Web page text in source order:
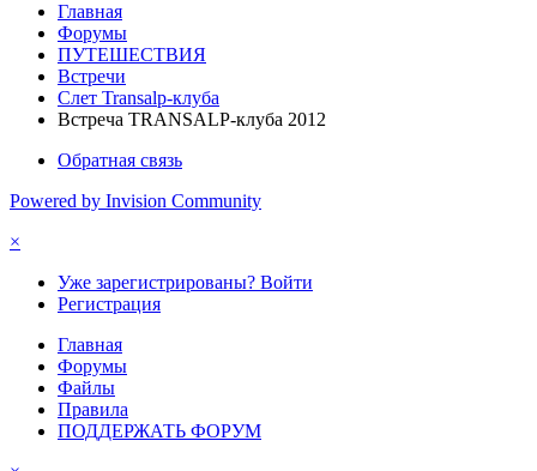
Главная
Форумы
ПУТЕШЕСТВИЯ
Встречи
Слет Transalp-клуба
Встреча TRANSALP-клуба 2012
Обратная связь
Powered by Invision Community
×
Уже зарегистрированы? Войти
Регистрация
Главная
Форумы
Файлы
Правила
ПОДДЕРЖАТЬ ФОРУМ